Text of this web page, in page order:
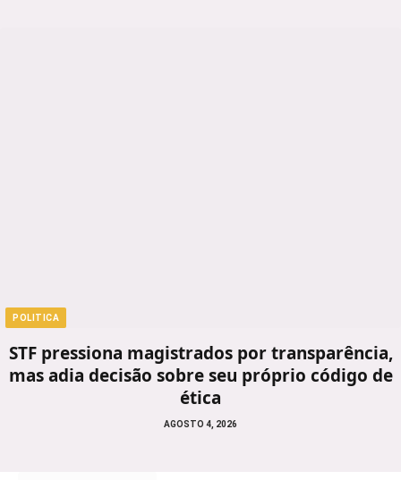
POLITICA
STF pressiona magistrados por transparência,
mas adia decisão sobre seu próprio código de
ética
AGOSTO 4, 2026